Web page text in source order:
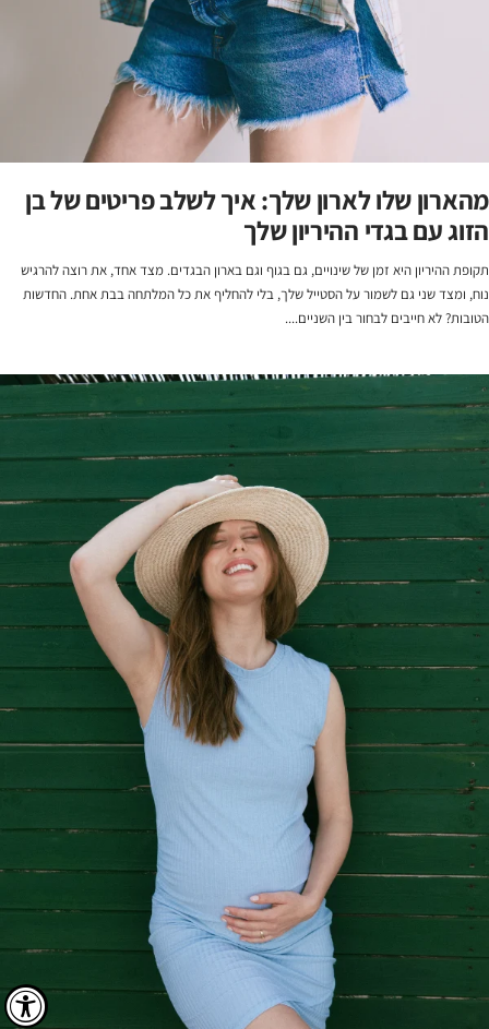
מהארון שלו לארון שלך: איך לשלב פריטים של בן
הזוג עם בגדי ההיריון שלך
תקופת ההיריון היא זמן של שינויים, גם בגוף וגם בארון הבגדים. מצד אחד, את רוצה להרגיש
נוח, ומצד שני גם לשמור על הסטייל שלך, בלי להחליף את כל המלתחה בבת אחת. החדשות
הטובות? לא חייבים לבחור בין השניים....